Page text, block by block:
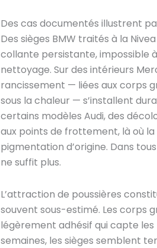
Des cas documentés illustrent
Des sièges BMW traités à la
collante persistante, impossible
nettoyage. Sur des intérieurs
rancissement — liées aux corps
sous la chaleur — s’installent
certains modèles Audi, des
aux points de frottement, là où
pigmentation d’origine. Dans
ne suffit plus.
L’attraction de poussières
souvent sous-estimé. Les corps
légèrement adhésif qui capte les
semaines, les sièges semblent